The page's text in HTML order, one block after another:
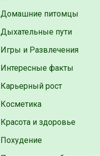
Домашние питомцы
Дыхательные пути
Игры и Развлечения
Интересные факты
Карьерный рост
Косметика
Красота и здоровье
Похудение